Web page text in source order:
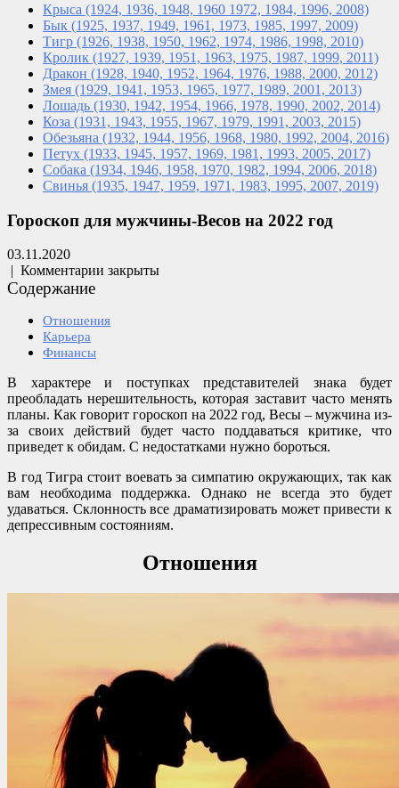
Крыса (1924, 1936, 1948, 1960 1972, 1984, 1996, 2008)
Бык (1925, 1937, 1949, 1961, 1973, 1985, 1997, 2009)
Тигр (1926, 1938, 1950, 1962, 1974, 1986, 1998, 2010)
Кролик (1927, 1939, 1951, 1963, 1975, 1987, 1999, 2011)
Дракон (1928, 1940, 1952, 1964, 1976, 1988, 2000, 2012)
Змея (1929, 1941, 1953, 1965, 1977, 1989, 2001, 2013)
Лошадь (1930, 1942, 1954, 1966, 1978, 1990, 2002, 2014)
Коза (1931, 1943, 1955, 1967, 1979, 1991, 2003, 2015)
Обезьяна (1932, 1944, 1956, 1968, 1980, 1992, 2004, 2016)
Петух (1933, 1945, 1957, 1969, 1981, 1993, 2005, 2017)
Собака (1934, 1946, 1958, 1970, 1982, 1994, 2006, 2018)
Свинья (1935, 1947, 1959, 1971, 1983, 1995, 2007, 2019)
Гороскоп для мужчины-Весов на 2022 год
03.11.2020
| Комментарии закрыты
Содержание
Отношения
Карьера
Финансы
В характере и поступках представителей знака будет
преобладать нерешительность, которая заставит часто менять
планы. Как говорит гороскоп на 2022 год, Весы – мужчина из-
за своих действий будет часто поддаваться критике, что
приведет к обидам. С недостатками нужно бороться.
В год Тигра стоит воевать за симпатию окружающих, так как
вам необходима поддержка. Однако не всегда это будет
удаваться. Склонность все драматизировать может привести к
депрессивным состояниям.
Отношения